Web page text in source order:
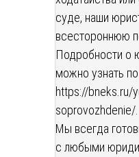
суде, наши
всестороннюю
Подробности о
можно узнать
https://bneks.ru/
soprovozhdenie/
Мы всегда
с любыми